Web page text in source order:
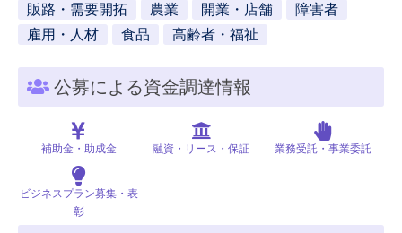
販路・需要開拓
農業 開業・店舗
障害者
雇用・人材
食品 高齢者・福祉
公募による資金調達情報
補助金・助成金 融資・リース・保証 業務受託・事業委託
ビジネスプラン募集・表
彰